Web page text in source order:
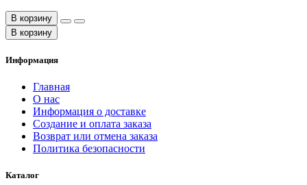
В корзину
В корзину
Информация
Главная
О нас
Информация о доставке
Создание и оплата заказа
Возврат или отмена заказа
Политика безопасности
Каталог